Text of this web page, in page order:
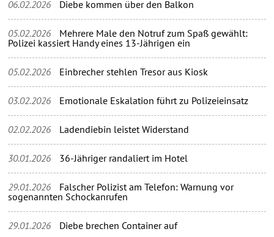
06.02.2026 Diebe kommen über den Balkon
05.02.2026
Mehrere Male den Notruf zum Spaß gewählt:
Polizei kassiert Handy eines 13-Jährigen ein
05.02.2026 Einbrecher stehlen Tresor aus Kiosk
03.02.2026 Emotionale Eskalation führt zu Polizeieinsatz
02.02.2026 Ladendiebin leistet Widerstand
30.01.2026 36-Jähriger randaliert im Hotel
29.01.2026
Falscher Polizist am Telefon: Warnung vor
sogenannten Schockanrufen
29.01.2026 Diebe brechen Container auf